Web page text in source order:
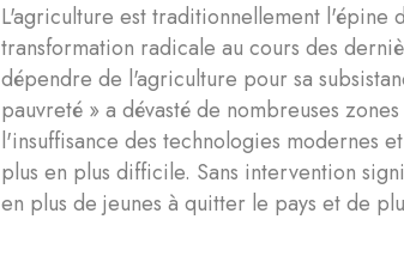
L'agriculture est traditionnellement l'épine
transformation radicale au cours des
dépendre de l'agriculture pour sa
pauvreté » a dévasté de nombreuses
l'insuffisance des technologies modernes
plus en plus difficile. Sans intervention
en plus de jeunes à quitter le pays et de